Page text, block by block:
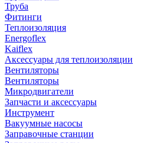
Труба
Фитинги
Теплоизоляция
Energoflex
Kaiflex
Аксессуары для теплоизоляции
Вентиляторы
Вентиляторы
Микродвигатели
Запчасти и аксессуары
Инструмент
Вакуумные насосы
Заправочные станции